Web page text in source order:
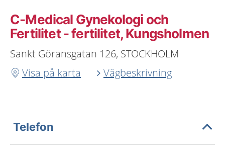
C-Medical Gynekologi och
Fertilitet - fertilitet, Kungsholmen
Sankt Göransgatan 126, STOCKHOLM
Visa på karta
Vägbeskrivning
Telefon